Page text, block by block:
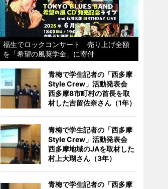
福生でロックコンサート 売り上げ全額
を「希望の風奨学金」に寄付
青梅で学生記者の「西多摩
Style Crew」活動発表会
西多摩8市町村の首長を取
材した吉留佐奈さん（1年）
青梅で学生記者の「西多摩
Style Crew」活動発表会
西多摩地域のJAを取材した
村上大瑚さん（3年）
青梅で学生記者の「西多摩